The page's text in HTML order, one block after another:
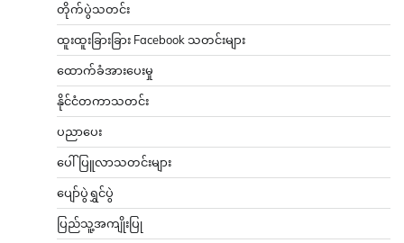
တိုက်ပွဲသတင်း
ထူးထူးခြားခြား Facebook သတင်းများ
ထောက်ခံအားပေးမှု
နိုင်ငံတကာသတင်း
ပညာပေး
ပေါ်ပြူလာသတင်းများ
ပျော်ပွဲရွှင်ပွဲ
ပြည်သူ့အကျိုးပြု